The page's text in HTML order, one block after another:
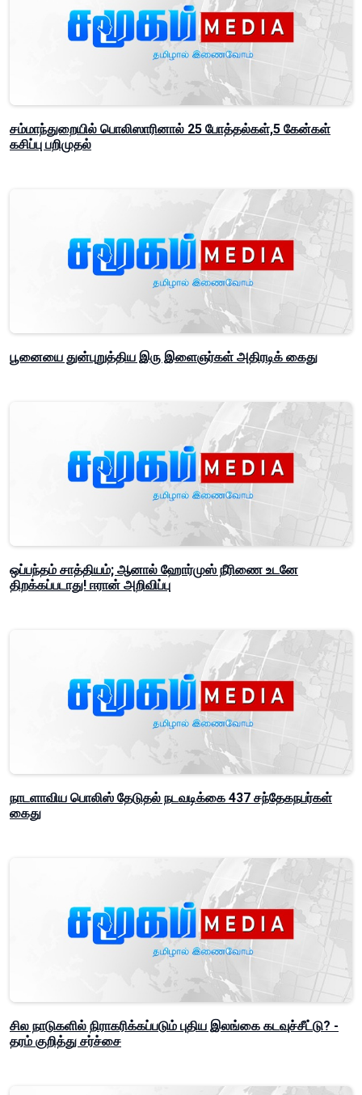
சம்மாந்துறையில் பொலிஸாரினால் 25 போத்தல்கள்,5 கேன்கள்
கசிப்பு பறிமுதல்
பூனையை துன்புறுத்திய இரு இளைஞர்கள் அதிரடிக் கைது
ஒப்பந்தம் சாத்தியம்; ஆனால் ஹோர்முஸ் நீரிணை உடனே
திறக்கப்படாது! ஈரான் அறிவிப்பு
நாடளாவிய பொலிஸ் தேடுதல் நடவடிக்கை 437 சந்தேகநபர்கள்
கைது
சில நாடுகளில் நிராகரிக்கப்படும் புதிய இலங்கை கடவுச்சீட்டு? -
தரம் குறித்து சர்ச்சை